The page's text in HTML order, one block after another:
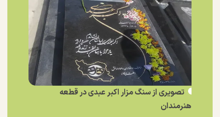
تصویری از سنگ مزار اکبر عبدی در قطعه
هنرمندان